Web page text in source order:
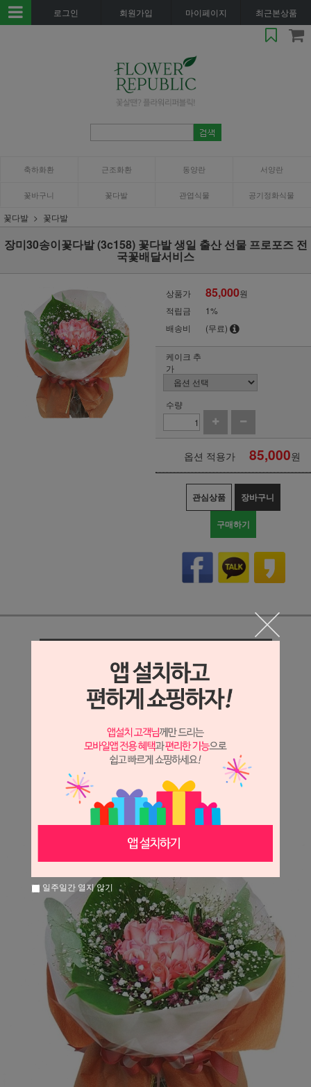
로그인 회원가입 마이페이지 최근본상품
축하화환 근조화환 동양란 서양란
꽃바구니 꽃다발 관엽식물 공기정화식물
꽃다발 꽃다발
장미30송이꽃다발 (3c158) 꽃다발 생일 출산 선물 프로포즈 전
국꽃배달서비스
상품가 85,000원
적립금
1%
배송비
(무료)
케이크 추
가
수량
옵션 적용가 85,000원
관심상품 장바구니
구매하기
상세 정보를 확대해 보실 수 있습니다.
※ 필독해주세요 ※
장미는 시세 변동에 따라 가격이 달라질 수 있으니
문의 후 주문 바랍니다.
일주일간 열지 않기